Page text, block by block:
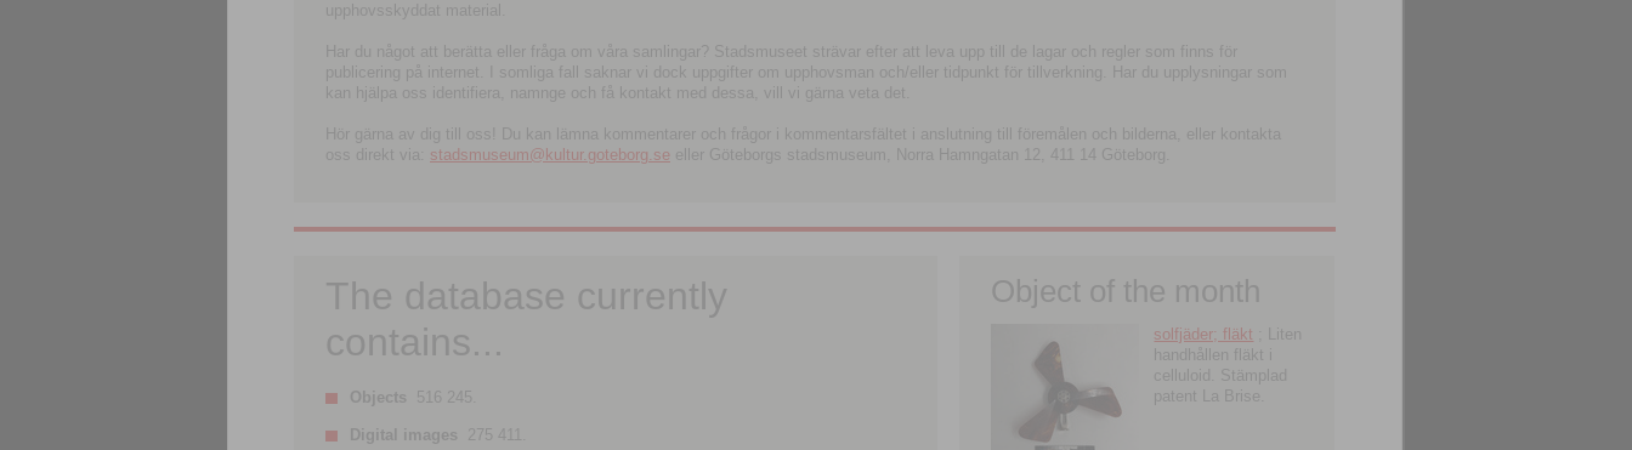
upphovsskyddat material.
Har du något att berätta eller fråga om våra samlingar? Stadsmuseet strävar efter att leva upp till de lagar och regler som finns för
publicering på internet. I somliga fall saknar vi dock uppgifter om upphovsman och/eller tidpunkt för tillverkning. Har du upplysningar som
kan hjälpa oss identifiera, namnge och få kontakt med dessa, vill vi gärna veta det.
Hör gärna av dig till oss! Du kan lämna kommentarer och frågor i kommentarsfältet i anslutning till föremålen och bilderna, eller kontakta
oss direkt via: stadsmuseum@kultur.goteborg.se eller Göteborgs stadsmuseum, Norra Hamngatan 12, 411 14 Göteborg.
The database currently
contains...
Objects 516 245.
Digital images 275 411.
Object of the month
solfjäder; fläkt ; Liten
handhållen fläkt i
celluloid. Stämplad
patent La Brise.